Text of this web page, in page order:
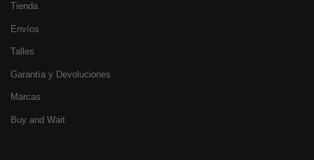
Tienda
Envíos
Talles
Garantía y Devoluciones
Marcas
Buy and Wait